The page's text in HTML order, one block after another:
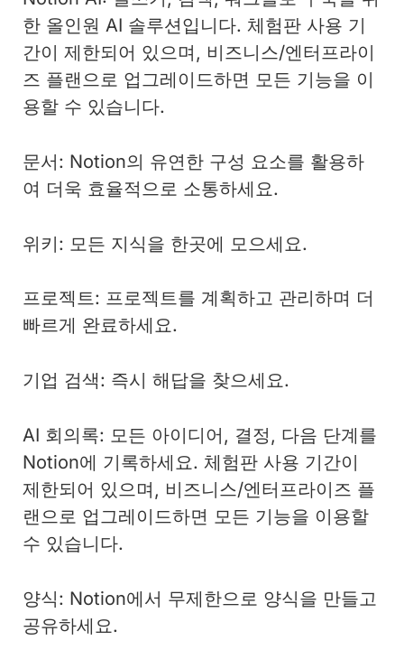
한 올인원 AI 솔루션입니다. 체험판 사용 기
간이 제한되어 있으며, 비즈니스/엔터프라이
즈 플랜으로 업그레이드하면 모든 기능을 이
용할 수 있습니다.
문서: Notion의 유연한 구성 요소를 활용하
여 더욱 효율적으로 소통하세요.
위키: 모든 지식을 한곳에 모으세요.
프로젝트: 프로젝트를 계획하고 관리하며 더
빠르게 완료하세요.
기업 검색: 즉시 해답을 찾으세요.
AI 회의록: 모든 아이디어, 결정, 다음 단계를
Notion에 기록하세요. 체험판 사용 기간이
제한되어 있으며, 비즈니스/엔터프라이즈 플
랜으로 업그레이드하면 모든 기능을 이용할
수 있습니다.
양식: Notion에서 무제한으로 양식을 만들고
공유하세요.